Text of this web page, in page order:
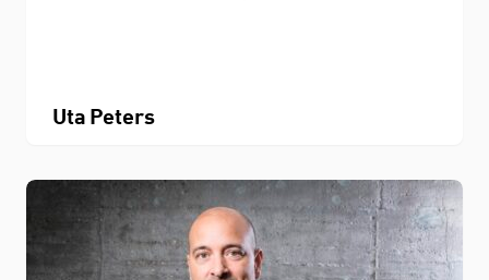
Uta Peters